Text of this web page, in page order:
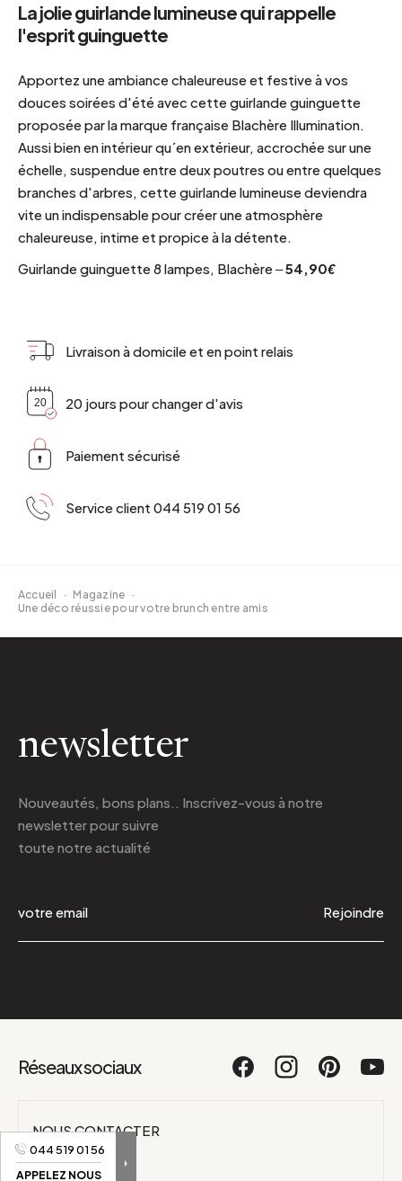
044 519 01 56
APPELEZ NOUS
La jolie guirlande lumineuse qui rappelle
l'esprit guinguette
Apportez une ambiance chaleureuse et festive à vos
douces soirées d'été avec cette guirlande guinguette
proposée par la marque française Blachère Illumination.
Aussi bien en intérieur qu´en extérieur, accrochée sur une
échelle, suspendue entre deux poutres ou entre quelques
branches d'arbres, cette guirlande lumineuse deviendra
vite un indispensable pour créer une atmosphère
chaleureuse, intime et propice à la détente.
Guirlande guinguette 8 lampes, Blachère –54,90€
Livraison à domicile et en point relais
20 jours pour changer d'avis
Paiement sécurisé
Service client 044 519 01 56
Accueil · Magazine ·
Une déco réussie pour votre brunch entre amis
newsletter
Nouveautés, bons plans.. Inscrivez-vous à notre
newsletterpour suivre
toute notre actualité
Rejoindre
Réseaux sociaux
NOUS CONTACTER
044 519 01 56